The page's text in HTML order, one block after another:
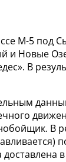
М-5 под
и Новые
В
В
в